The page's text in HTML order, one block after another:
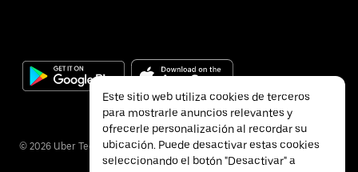
© 2026 Uber Technologies Inc.
Este sitio web utiliza cookies de terceros
para mostrarle anuncios relevantes y
ofrecerle personalización al recordar su
ubicación. Puede desactivar estas cookies
seleccionando el botón "Desactivar" a